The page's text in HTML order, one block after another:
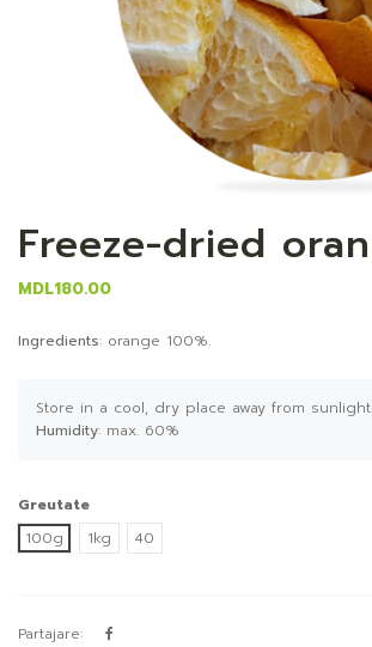
Freeze-dried
MDL180.00
Ingredients: orange 100%.
Store in a cool, dry place away from sunlight.
Humidity: max. 60%
Greutate
100g
1kg 40
Partajare: